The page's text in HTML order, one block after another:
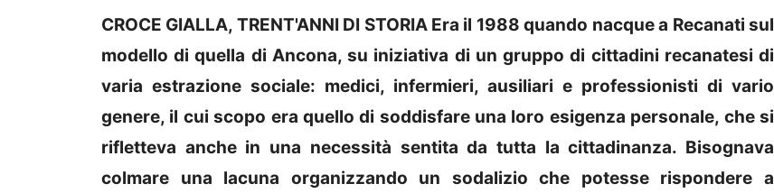
CROCE GIALLA, TRENT'ANNI DI STORIA Era il 1988 quando nacque a Recanati sul
modello di quella di Ancona, su iniziativa di un gruppo di cittadini recanatesi di
varia estrazione sociale: medici, infermieri, ausiliari e professionisti di vario
genere, il cui scopo era quello di soddisfare una loro esigenza personale, che si
rifletteva anche in una necessità sentita da tutta la cittadinanza. Bisognava
colmare una lacuna organizzando un sodalizio che potesse rispondere a